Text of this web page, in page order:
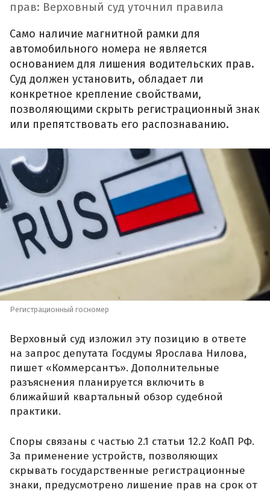
прав: Верховный суд уточнил правила
Само наличие магнитной рамки для
автомобильного номера не является
основанием для лишения водительских прав.
Суд должен установить, обладает ли
конкретное крепление свойствами,
позволяющими скрыть регистрационный знак
или препятствовать его распознаванию.
Регистрационный госномер
Верховный суд изложил эту позицию в ответе
на запрос депутата Госдумы Ярослава Нилова,
пишет «Коммерсантъ». Дополнительные
разъяснения планируется включить в
ближайший квартальный обзор судебной
практики.
Споры связаны с частью 2.1 статьи 12.2 КоАП РФ.
За применение устройств, позволяющих
скрывать государственные регистрационные
знаки, предусмотрено лишение прав на срок от